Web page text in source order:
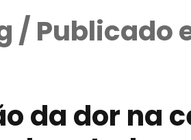
/ Publicado
da dor na